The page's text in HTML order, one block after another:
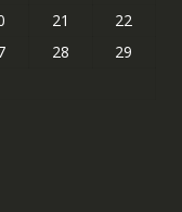
21
22
28
29